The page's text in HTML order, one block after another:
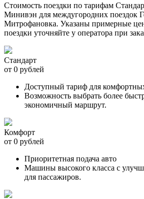
Стоимость поездки по тарифам
Минивэн для междугородних поездок
Митрофановка. Указаны примерные
поездки уточняйте у оператора при
Стандарт
от 0 рублей
Доступный тариф для
Возможность выбрать более
экономичный маршрут.
Комфорт
от 0 рублей
Приоритетная подача авто
Машины высокого класса с
для пассажиров.